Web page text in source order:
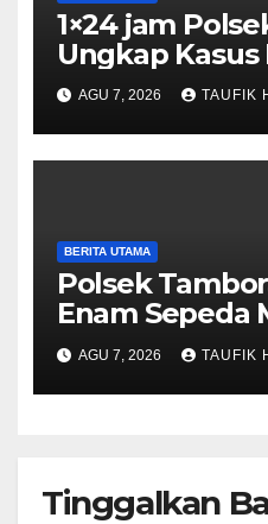
1×24 jam
Ungkap
Motor
Aplikasi
Dibekuk di
AGU 7, 2026 TAUFIK
BERITA UTAMA
Polsek
Enam Sepeda
kepada
Pelayanan
AGU 7, 2026 TAUFIK
Tinggalkan